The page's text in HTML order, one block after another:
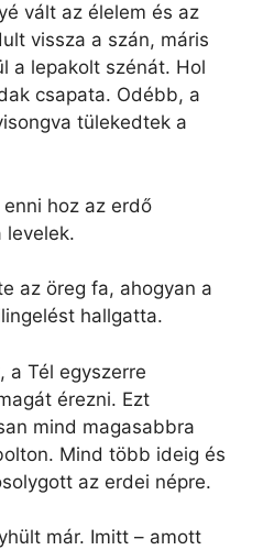
vált az élelem és az
vissza a szán, máris
a lepakolt szénát. Hol
csapata. Odébb, a
tülekedtek a
hoz az erdő
levelek.
az öreg fa, ahogyan a
hallgatta.
a Tél egyszerre
érezni. Ezt
mind magasabbra
Mind több ideig és
az erdei népre.
már. Imitt – amott